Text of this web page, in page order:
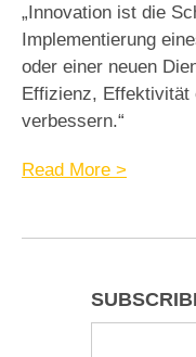
„Innovation ist die
Implementierung
oder einer neuen
Effizienz, Effektivität
verbessern.“
Read More >